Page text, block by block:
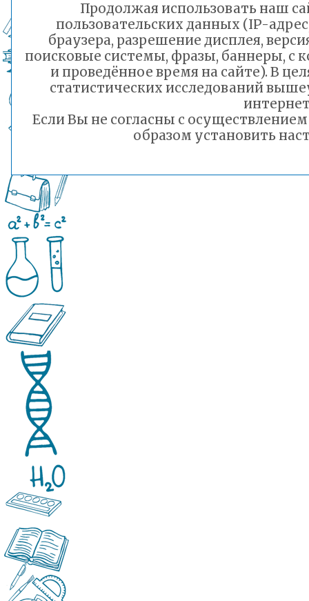
Продолжая использовать наш
пользовательских данных (IP-
браузера, разрешение дисплея,
поисковые системы, фразы, баннеры, с
и проведённое время на сайте). В
статистических исследований
Если Вы не согласны с
образом установить